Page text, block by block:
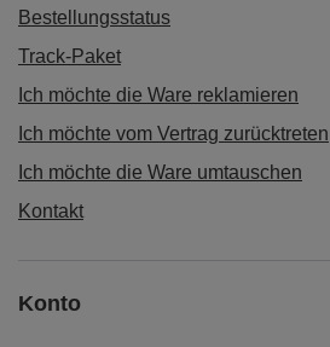
Bestellungsstatus
Track-Paket
Ich möchte die Ware reklamieren
Ich möchte vom Vertrag zurücktreten
Ich möchte die Ware umtauschen
Kontakt
Konto